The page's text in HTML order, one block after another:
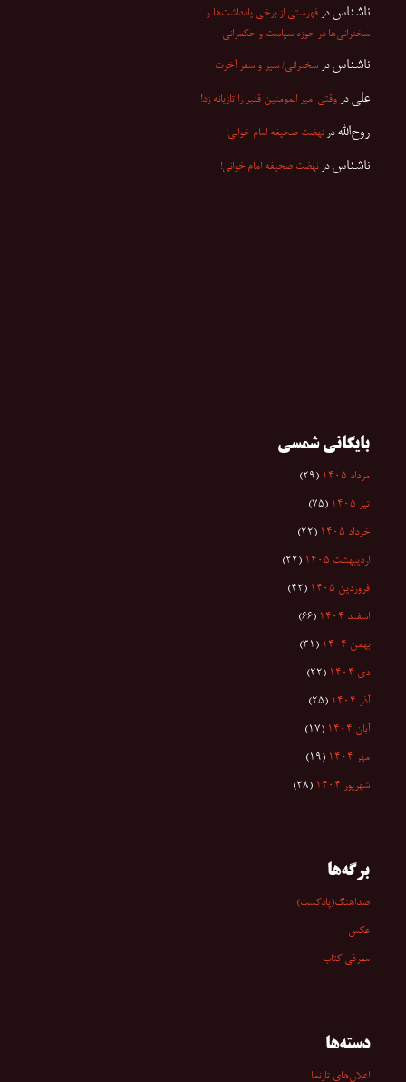
ناشناس در فهرستی از برخی یادداشت‌ها و
سخنرانی‌ها در حوزه سیاست و حکمرانی
ناشناس در سخنرانی/ سیر و سفر آخرت
علی در وقتی امیر المومنین قنبر را تازیانه زد!
روح‌الله درنهضت صحیفه امام خوانی!
ناشناس درنهضت صحیفه امام خوانی!
بایگانی شمسی
مرداد ۱۴۰۵ (۲۹)
تیر ۱۴۰۵ (۷۵)
خرداد ۱۴۰۵ (۲۲)
اردیبهشت ۱۴۰۵ (۲۲)
فروردین ۱۴۰۵ (۴۲)
اسفند ۱۴۰۴ (۶۶)
بهمن ۱۴۰۴ (۳۱)
دی ۱۴۰۴ (۲۲)
آذر ۱۴۰۴ (۲۵)
آبان ۱۴۰۴ (۱۷)
مهر ۱۴۰۴ (۱۹)
شهریور ۱۴۰۴ (۲۸)
برگه‌ها
صداهنگ(پادکست)
عکس
معرفی کتاب
دسته‌ها
اعلان‌های تارنما